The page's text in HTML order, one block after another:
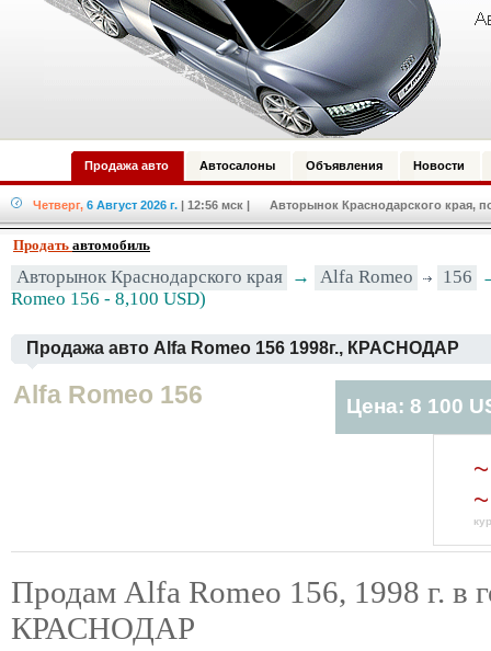
Продажа авто Автосалоны Объявления Новости
Четверг, 6 Август 2026 г. | 12:56 мск | Авторынок Краснодарского края,
Продать автомобиль
Авторынок Краснодарского края → Alfa Romeo 156
Romeo 156 - 8,100 USD)
Продажа авто Alfa Romeo 156 1998г., КРАСНОДАР
Alfa Romeo 156 Цена: 8 100
~
~
Продам Alfa Romeo 156, 1998 г. в
КРАСНОДАР